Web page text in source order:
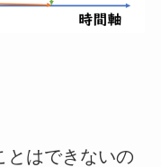
とはできないの